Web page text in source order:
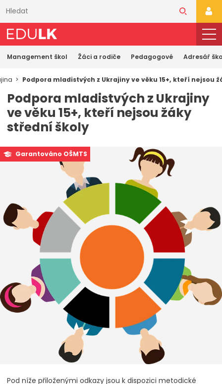
obsahu
Management škol Žáci a rodiče Pedagogové Adresář
Podpora mladistvých z Ukrajiny ve věku 15+, kteří nejsou
Podpora mladistvých z Ukrajiny
ve věku 15+, kteří nejsou žáky
střední školy
Garantováno OŠMTS
Pod níže přiloženými odkazy jsou k dispozici metodické